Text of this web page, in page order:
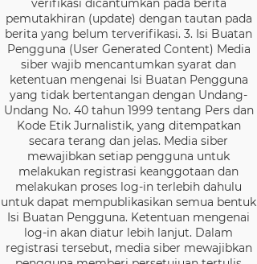
verifikasi dicantumkan pada berita
pemutakhiran (update) dengan tautan pada
berita yang belum terverifikasi. 3. Isi Buatan
Pengguna (User Generated Content) Media
siber wajib mencantumkan syarat dan
ketentuan mengenai Isi Buatan Pengguna
yang tidak bertentangan dengan Undang-
Undang No. 40 tahun 1999 tentang Pers dan
Kode Etik Jurnalistik, yang ditempatkan
secara terang dan jelas. Media siber
mewajibkan setiap pengguna untuk
melakukan registrasi keanggotaan dan
melakukan proses log-in terlebih dahulu
untuk dapat mempublikasikan semua bentuk
Isi Buatan Pengguna. Ketentuan mengenai
log-in akan diatur lebih lanjut. Dalam
registrasi tersebut, media siber mewajibkan